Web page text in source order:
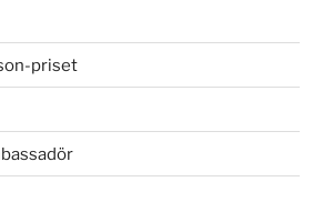
priset